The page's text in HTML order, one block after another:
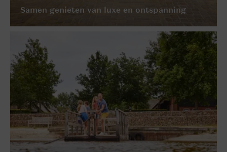
Samen genieten van luxe en ontspanning